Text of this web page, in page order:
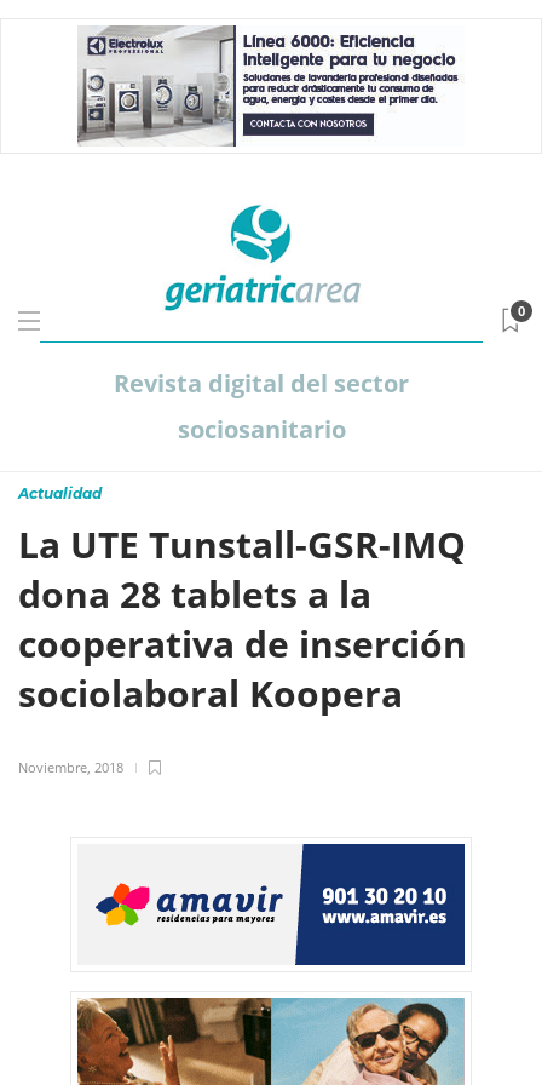
Revista digital del sector
sociosanitario
0
Actualidad
La UTE Tunstall-GSR-IMQ
dona 28 tablets a la
cooperativa de inserción
sociolaboral Koopera
Noviembre, 2018